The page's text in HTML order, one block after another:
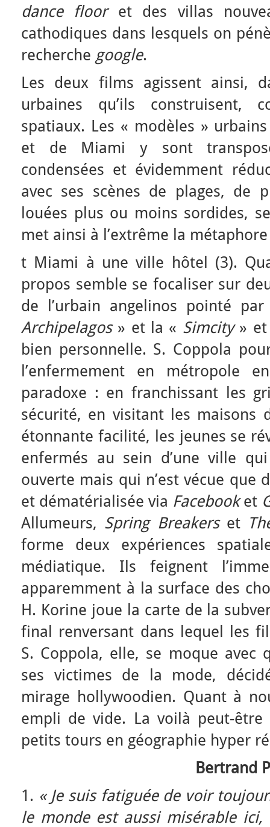
dance flooret des villas
cathodiques dans lesquels on
recherche google.
Les deux films agissent ainsi,
urbaines qu’ils construisent,
spatiaux. Les « modèles »
et de Miami y sont
condensées et évidemment
avec ses scènes de plages, de
louées plus ou moins sordides,
met ainsi à l’extrême la
t Miami à une ville hôtel (3).
propos semble se focaliser sur
de l’urbain angelinos pointé
Archipelagos» et la « Simcity» et
bien personnelle. S. Coppola
l’enfermement en métropole
paradoxe : en franchissant les
sécurité, en visitant les maisons
étonnante facilité, les jeunes se
enfermés au sein d’une ville
ouverte mais qui n’est vécue que
et dématérialisée via Facebooket
Allumeurs, Spring Breakerset
forme deux expériences
médiatique. Ils feignent
apparemment à la surface des
H. Korine joue la carte de la
final renversant dans lequel les
S. Coppola, elle, se moque avec
ses victimes de la mode,
mirage hollywoodien. Quant à
empli de vide. La voilà peut-
petits tours en géographie hyper
Bertrand
1. « Je suis fatiguée de voir
le monde est aussi misérable ici,